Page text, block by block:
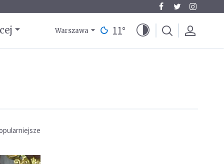
Warszawa 11°